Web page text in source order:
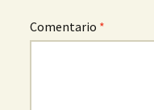
Comentario *